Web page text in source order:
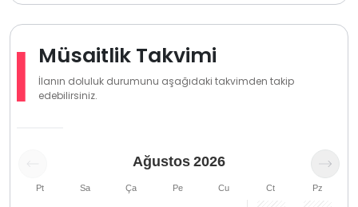
Müsaitlik Takvimi
İlanın doluluk durumunu aşağıdaki takvimden takip
edebilirsiniz.
Ağustos 2026
Pt Sa Ça Pe Cu Ct Pz